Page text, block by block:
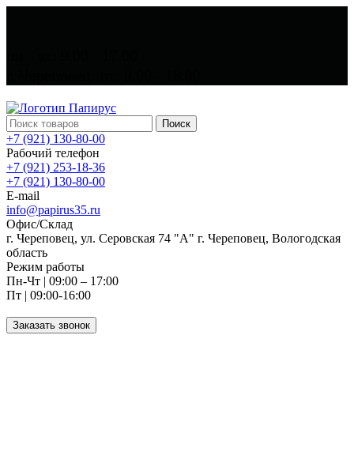
Поиск
+7 (921) 130-80-00
Рабочий телефон
+7 (921) 253-18-36
+7 (921) 130-80-00
E-mail
info@papirus35.ru
Офис/Склад
г. Череповец, ул. Серовская 74 "А" г. Череповец, Вологодская
область
Режим работы
Пн-Чт | 09:00 – 17:00
Пт | 09:00-16:00
Заказать звонок